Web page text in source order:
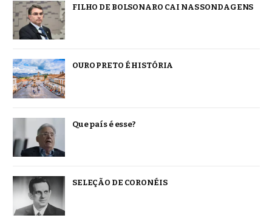
FILHO DE BOLSONARO CAI NAS SONDAGENS
OURO PRETO É HISTÓRIA
Que país é esse?
SELEÇÃO DE CORONÉIS